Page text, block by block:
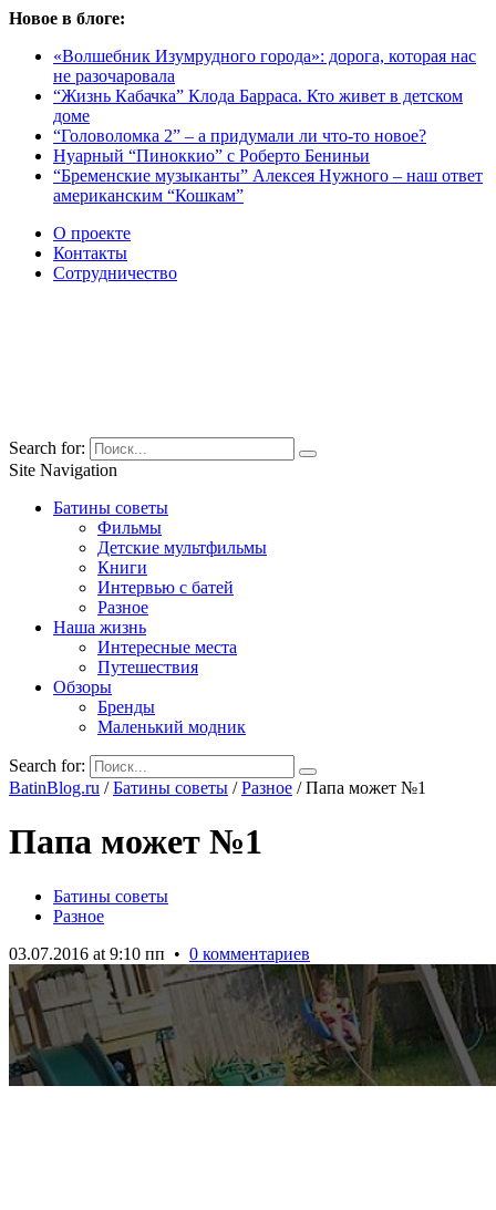
Новое в блоге:
«Волшебник Изумрудного города»: дорога, которая нас
не разочаровала
“Жизнь Кабачка” Клода Барраса. Кто живет в детском
доме
“Головоломка 2” – а придумали ли что-то новое?
Нуарный “Пиноккио” с Роберто Бениньи
“Бременские музыканты” Алексея Нужного – наш ответ
американским “Кошкам”
О проекте
Контакты
Сотрудничество
Search for:
Site Navigation
Батины советы
Фильмы
Детские мультфильмы
Книги
Интервью с батей
Разное
Наша жизнь
Интересные места
Путешествия
Обзоры
Бренды
Маленький модник
Search for:
BatinBlog.ru /Батины советы /Разное /Папа может №1
Папа может №1
Батины советы
Разное
03.07.2016 at 9:10 пп • 0 комментариев